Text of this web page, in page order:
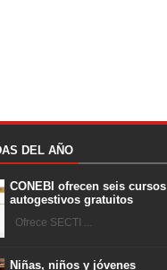
DEL AÑO
CONEBI ofrecen seis cursos
autogestivos gratuitos
Ofrece SECTI ...
Niñas, niños y jóvenes